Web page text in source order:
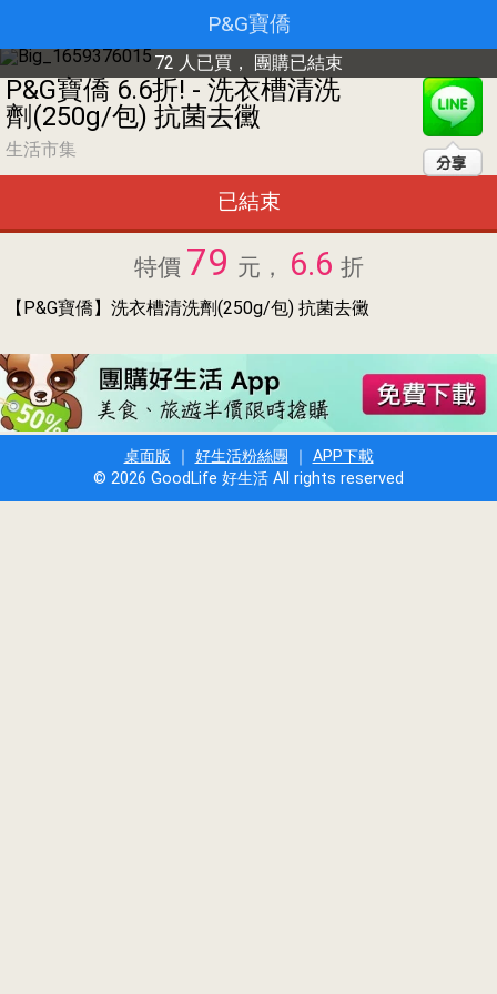
P&G寶僑
72 人已買， 團購已結束
P&G寶僑 6.6折! - 洗衣槽清洗
劑(250g/包) 抗菌去黴
生活市集
已結束
特價 79 元， 6.6 折
【P&G寶僑】洗衣槽清洗劑(250g/包) 抗菌去黴
桌面版 ｜ 好生活粉絲團 ｜ APP下載
© 2026 GoodLife 好生活 All rights reserved